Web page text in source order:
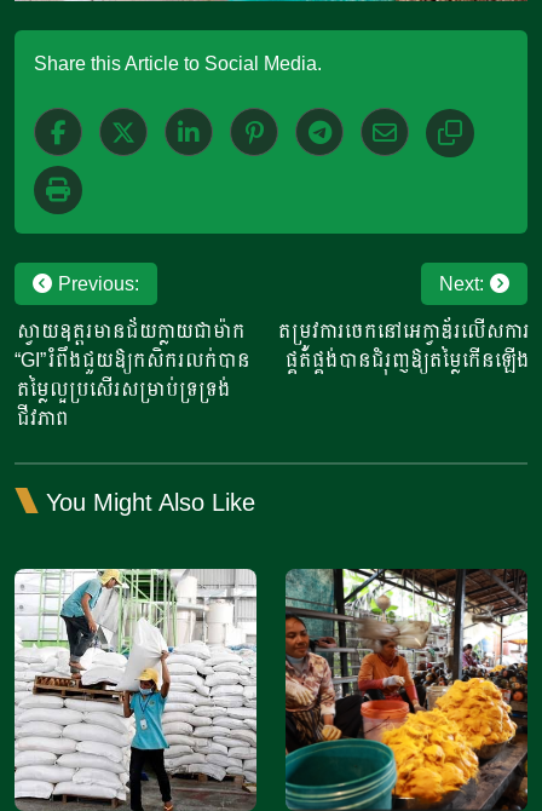
Share this Article to Social Media.
Post
navigation
Previous:
ស្វាយឧត្តរមានជ័យក្លាយជាម៉ាក
“GI”រំពឹងជួយឱ្យកសិករលក់បាន
តម្លៃល្អប្រសើរសម្រាប់ទ្រទ្រង់
ជីវភាព
Next:
តម្រូវការចេកនៅអេក្វាឌ័រលើសការ
ផ្គត់ផ្គង់បានជំរុញឱ្យតម្លៃកើនឡើង
You Might Also Like